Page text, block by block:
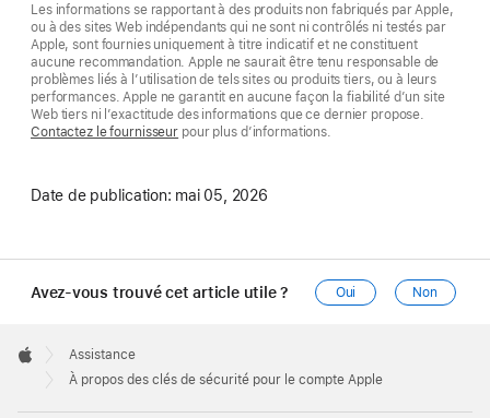
Les informations se rapportant à des produits non fabriqués par Apple,
ou à des sites Web indépendants qui ne sont ni contrôlés ni testés par
Apple, sont fournies uniquement à titre indicatif et ne constituent
aucune recommandation. Apple ne saurait être tenu responsable de
problèmes liés à l’utilisation de tels sites ou produits tiers, ou à leurs
performances. Apple ne garantit en aucune façon la fiabilité d’un site
Web tiers ni l’exactitude des informations que ce dernier propose.
Contactez le fournisseur pour plus d’informations.
Date de publication: mai 05, 2026
Avez-vous trouvé cet article utile ? Oui Non
Footer

Apple
Assistance
À propos des clés de sécurité pour le compte Apple